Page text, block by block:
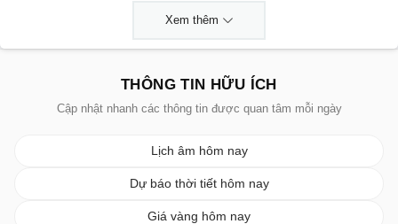
Xem thêm
THÔNG TIN HỮU ÍCH
Cập nhật nhanh các thông tin được quan tâm mỗi ngày
Lịch âm hôm nay
Dự báo thời tiết hôm nay
Giá vàng hôm nay